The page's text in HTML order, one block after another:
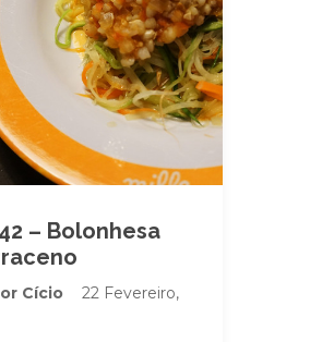
– Bolonhesa
Cício
22 Fevereiro,